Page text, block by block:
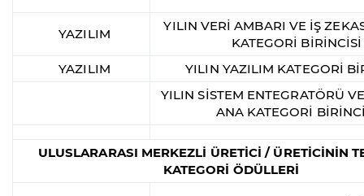
YAZILIM
YILIN VERİ AMBARI VE İŞ
KATEGORİ BİRİNCİSİ
YAZILIM
YILIN YAZILIM KATEGORİ
YILIN SİSTEM ENTEGRATÖRÜ
ANA KATEGORİ
ULUSLARARASI MERKEZLİ ÜRETİCİ / ÜRETİCİNİN
KATEGORİ ÖDÜLLERİ